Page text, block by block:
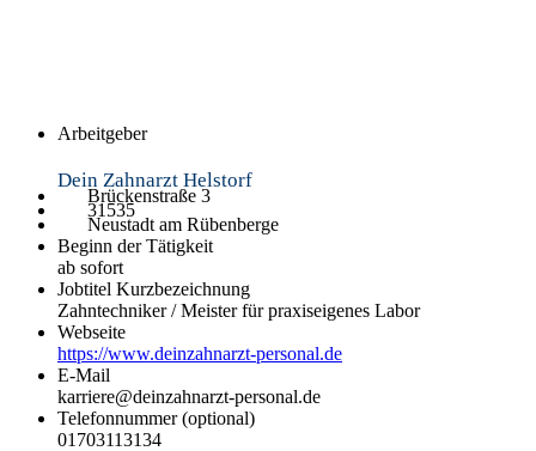
Arbeitgeber
Dein Zahnarzt Helstorf
Brückenstraße 3
31535
Neustadt am Rübenberge
Beginn der Tätigkeit
ab sofort
Jobtitel Kurzbezeichnung
Zahntechniker / Meister für praxiseigenes Labor
Webseite
https://www.deinzahnarzt-personal.de
E-Mail
karriere@deinzahnarzt-personal.de
Telefonnummer (optional)
01703113134